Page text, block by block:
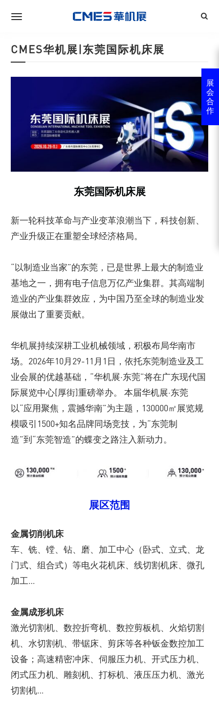
CMES华机展|东莞国际机床展
东莞国际机床展
新一轮科技革命与产业变革浪潮当下，科技创新、
产业升级正在重塑全球经济格局。
“以制造业当家”的东莞，已是世界上最大的制造业
基地之一，拥有电子信息万亿产业集群。其⾼端制
造业的产业集群效应，为中国乃至全球的制造业发
展做出了重要贡献。
华机展持续深耕工业机械领域，积极布局华南市
场。2026年10月29-11月1日，依托东莞制造业及工
业会展的优越基础，“华机展·东莞”将在广东现代国
际展览中心[厚街]重磅举办。 本届华机展·东莞
以“应用聚焦，震撼华南”为主题，130000㎡展览规
模吸引1500+知名品牌同场竞技，为“东莞制
造”到“东莞智造”的蝶变之路注入新动力。
展区范围
金属切削机床
车、铣、镗、钻、磨、加工中心（卧式、立式、龙
门式、组合式）等电火花机床、线切割机床、微孔
加工…
金属成形机床
激光切割机、数控折弯机、数控剪板机、火焰切割
机、水切割机、带锯床、剪床等各种钣金数控加工
设备；高速精密冲床、伺服压力机、开式压力机、
闭式压力机、雕刻机、打标机、液压压力机、激光
切割机…
展
会
合
作